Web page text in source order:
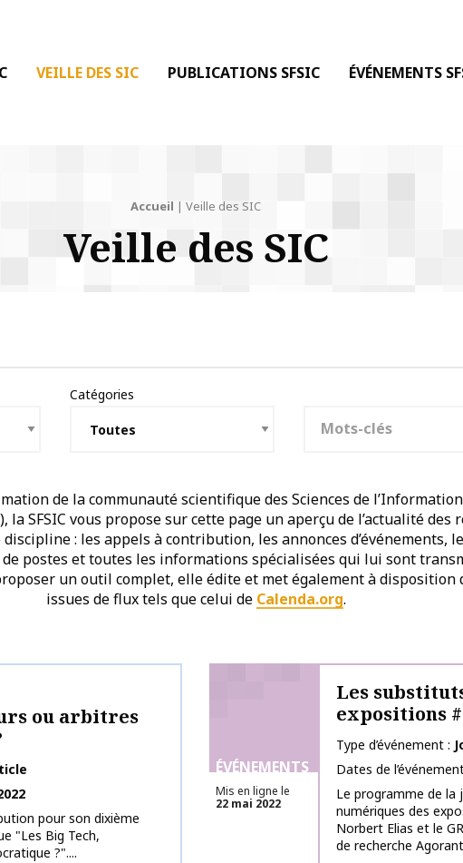
COMMUNICATION
VEILLE DES SIC PUBLICATIONS SFSIC ÉVÉNEMENTS
Accueil | Veille des SIC
Veille des SIC
Catégories
de la communauté scientifique des Sciences de
la SFSIC vous propose sur cette page un aperçu de l’actualité des
: les appels à contribution, les annonces d’événements,
postes et toutes les informations spécialisées qui lui sont
un outil complet, elle édite et met également à disposition
issues de flux tels que celui de Calenda.org.
ou arbitres
pour son dixième
"Les Big Tech,
?"....
ÉVÉNEMENTS
Mis en ligne le
22 mai 2022
Les
expositions
Type d’événement
Dates de
Le programme de la
numériques des
Norbert Elias et le
de recherche